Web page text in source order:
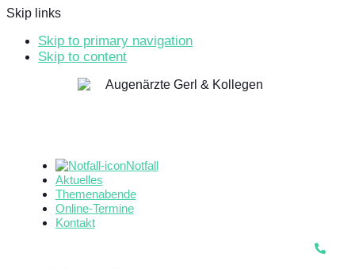
Skip links
Skip to primary navigation
Skip to content
Notfall
Aktuelles
Themenabende
Online-Termine
Kontakt